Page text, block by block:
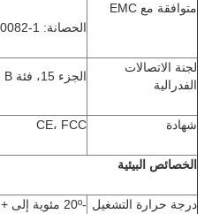
متوافقة مع EMC
الحصانة: EN 50082-1
لجنة الاتصالات
الفدرالية
الجزء 15، فئة B
شهادة CE، FCC
الخصائص البيئية
درجة حرارة التشغيل -20º مئوية إلى + 60º C